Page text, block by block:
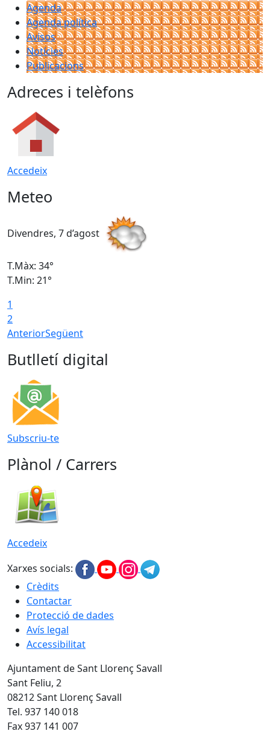
Agenda
Agenda política
Avisos
Notícies
Publicacions
Adreces i telèfons
Accedeix
Meteo
Divendres, 7 d’agost
T.Màx: 34°
T.Min: 21°
1
2
AnteriorSegüent
Butlletí digital
Subscriu-te
Plànol / Carrers
Accedeix
Xarxes socials:
Crèdits
Contactar
Protecció de dades
Avís legal
Accessibilitat
Ajuntament de Sant Llorenç Savall
Sant Feliu, 2
08212 Sant Llorenç Savall
Tel. 937 140 018
Fax 937 141 007